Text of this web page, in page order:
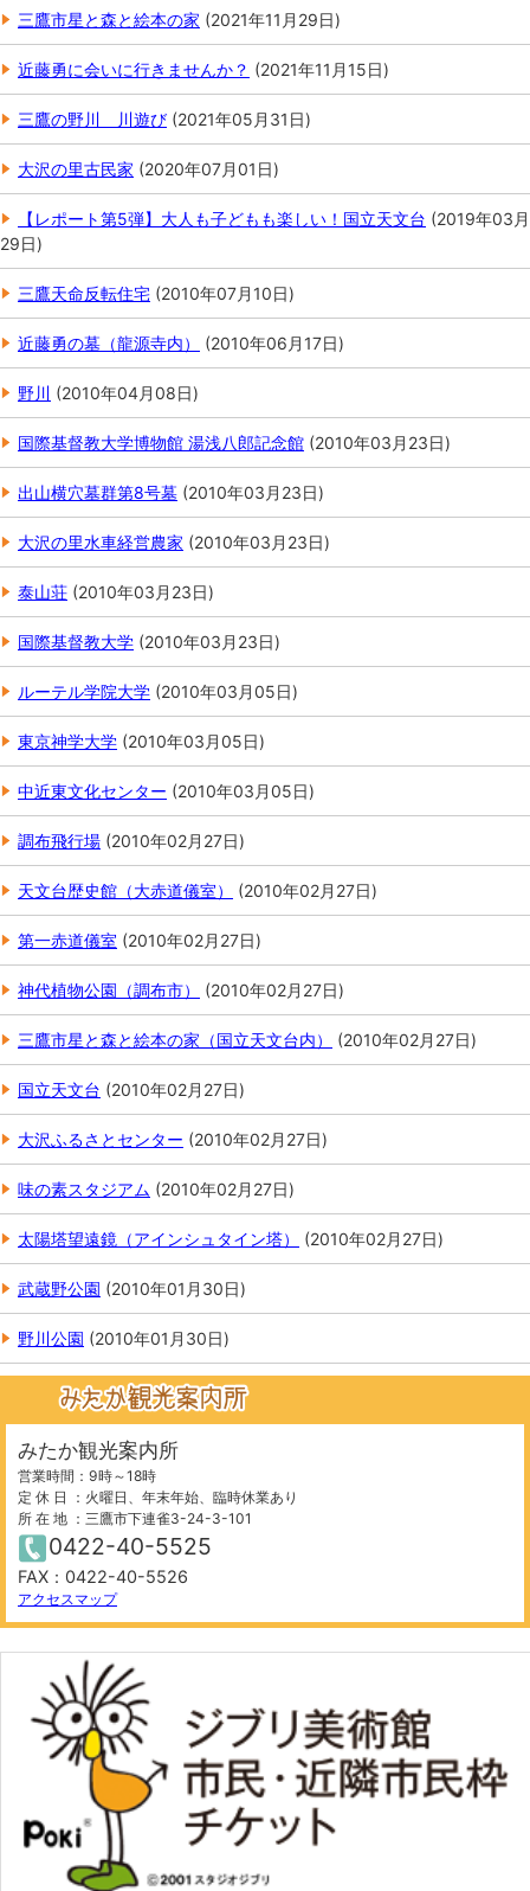
三鷹市星と森と絵本の家 (2021年11月29日)
近藤勇に会いに行きませんか？ (2021年11月15日)
三鷹の野川 川遊び (2021年05月31日)
大沢の里古民家 (2020年07月01日)
【レポート第5弾】大人も子どもも楽しい！国立天文台 (2019年03月
29日)
三鷹天命反転住宅 (2010年07月10日)
近藤勇の墓（龍源寺内） (2010年06月17日)
野川 (2010年04月08日)
国際基督教大学博物館 湯浅八郎記念館 (2010年03月23日)
出山横穴墓群第8号墓 (2010年03月23日)
大沢の里水車経営農家 (2010年03月23日)
泰山荘 (2010年03月23日)
国際基督教大学 (2010年03月23日)
ルーテル学院大学 (2010年03月05日)
東京神学大学 (2010年03月05日)
中近東文化センター (2010年03月05日)
調布飛行場 (2010年02月27日)
天文台歴史館（大赤道儀室） (2010年02月27日)
第一赤道儀室 (2010年02月27日)
神代植物公園（調布市） (2010年02月27日)
三鷹市星と森と絵本の家（国立天文台内） (2010年02月27日)
国立天文台 (2010年02月27日)
大沢ふるさとセンター (2010年02月27日)
味の素スタジアム (2010年02月27日)
太陽塔望遠鏡（アインシュタイン塔） (2010年02月27日)
武蔵野公園 (2010年01月30日)
野川公園 (2010年01月30日)
みたか観光案内所
営業時間：9時～18時
定 休 日 ：火曜日、年末年始、臨時休業あり
所 在 地 ：三鷹市下連雀3-24-3-101
0422-40-5525
FAX：0422-40-5526
アクセスマップ